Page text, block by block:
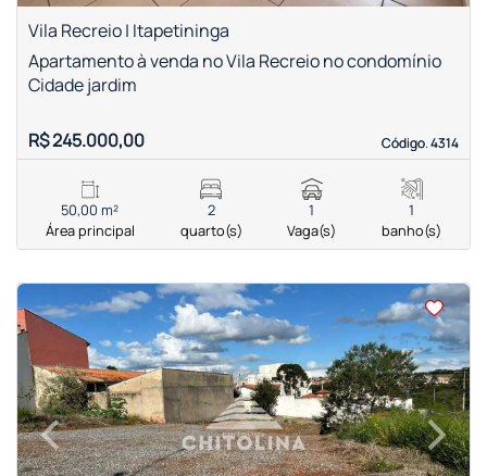
Vila Recreio | Itapetininga
Código. 4314
Código. 4314
Apartamento à venda no Vila Recreio no condomínio
Cidade jardim
R$ 245.000,00
50,00 m²
Área principal
2
quarto(s)
1
Vaga(s)
1
banho(s)
<
‹Previous ›
Next